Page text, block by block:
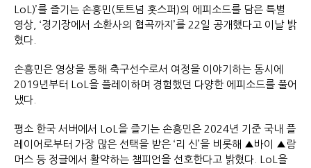
LoL)’를 즐기는 손흥민(토트넘 홋스퍼)의 에피소드를 담은 특별
영상, ‘경기장에서 소환사의 협곡까지’를 22일 공개했다고 이날 밝
혔다.
손흥민은 영상을 통해 축구선수로서 여정을 이야기하는 동시에
2019년부터 LoL을 플레이하며 경험했던 다양한 에피소드를 풀어
냈다.
평소 한국 서버에서 LoL을 즐기는 손흥민은 2024년 기준 국내 플
레이어로부터 가장 많은 선택을 받은 ‘리 신’을 비롯해 ▲바이 ▲람
머스 등 정글에서 활약하는 챔피언을 선호한다고 밝혔다. LoL을